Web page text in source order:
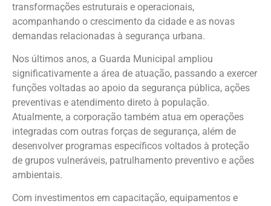
transformações estruturais e operacionais,
acompanhando o crescimento da cidade e as novas
demandas relacionadas à segurança urbana.
Nos últimos anos, a Guarda Municipal ampliou
significativamente a área de atuação, passando a exercer
funções voltadas ao apoio da segurança pública, ações
preventivas e atendimento direto à população.
Atualmente, a corporação também atua em operações
integradas com outras forças de segurança, além de
desenvolver programas específicos voltados à proteção
de grupos vulneráveis, patrulhamento preventivo e ações
ambientais.
Com investimentos em capacitação, equipamentos e